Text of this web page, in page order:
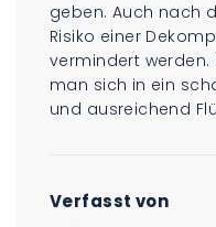
geben. Auch nach
Risiko einer
vermindert
man sich in ein
und ausreichend
Verfasst von